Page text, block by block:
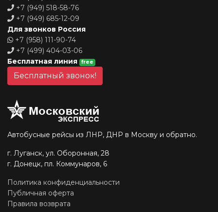
+7 (949) 518-58-76
+7 (949) 685-12-09
Для звонков Россия
+7 (958) 111-90-74
+7 (499) 404-03-06
Бесплатная линия
free
Бесплатный звонок!
Автобусные рейсы из ЛНР, ДНР в Москву и обратно.
г. Луганск, ул. Оборонная, 28
г. Донецк, пл. Коммунаров, 6
Политика конфиденциальности
Публичная оферта
Правила возврата